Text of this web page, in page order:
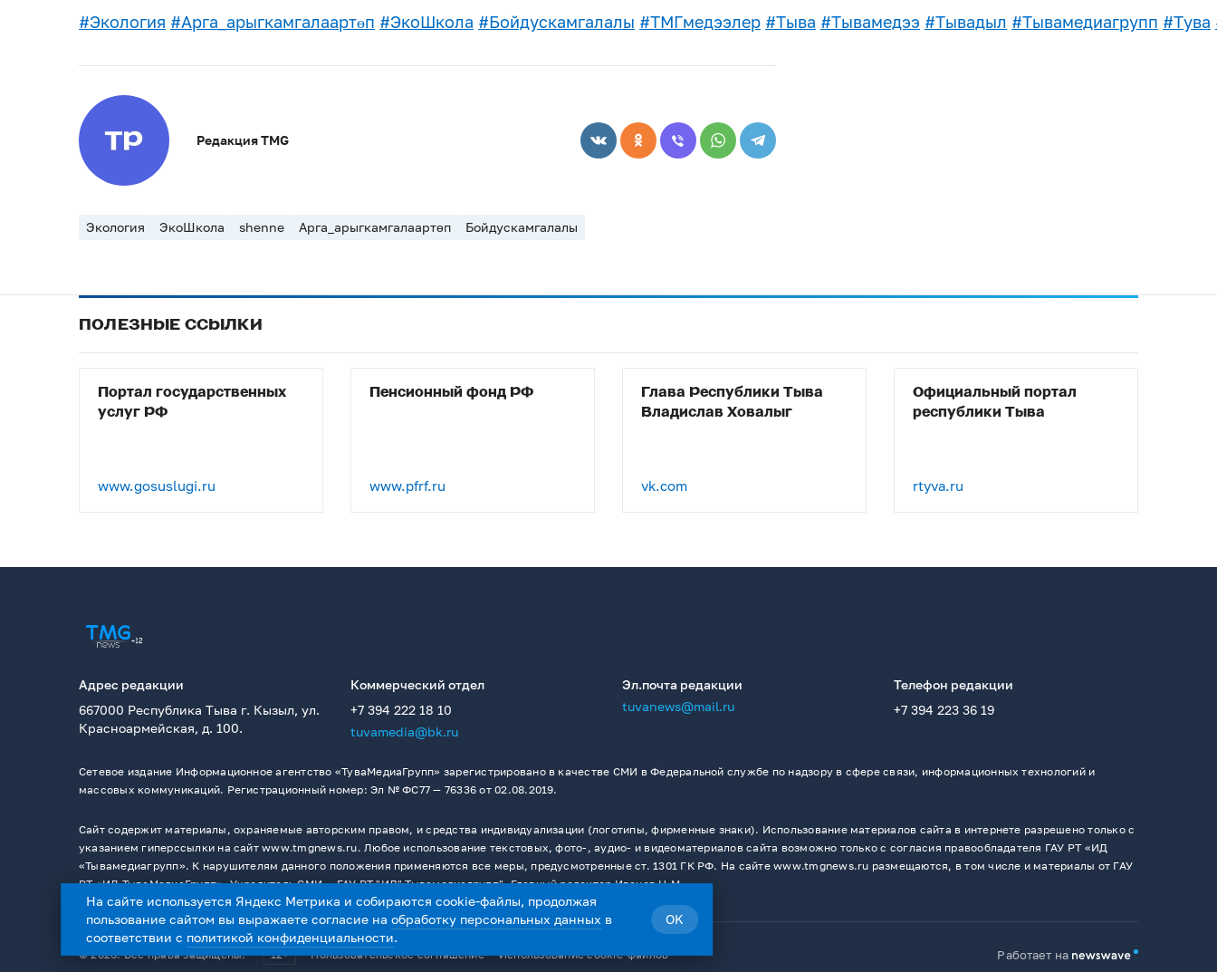
#Экология #Арга_арыгкамгалаартөп #ЭкоШкола #Бойдускамгалалы #ТМГмедээлер #Тыва #Тывамедээ #Тывадыл #Тывамедиагрупп #Тува
Редакция TMG
Экология ЭкоШкола shenne Арга_арыгкамгалаартөп Бойдускамгалалы
ПОЛЕЗНЫЕ ССЫЛКИ
Портал государственных
услуг РФ
www.gosuslugi.ru
Пенсионный фонд РФ
www.pfrf.ru
Глава Республики Тыва
Владислав Ховалыг
vk.com
Официальный портал
республики Тыва
rtyva.ru
Адрес редакции
667000 Республика Тыва г. Кызыл, ул.
Красноармейская, д. 100.
Коммерческий отдел
+7 394 222 18 10
tuvamedia@bk.ru
Эл.почта редакции
tuvanews@mail.ru
Телефон редакции
+7 394 223 36 19
Сетевое издание Информационное агентство «ТуваМедиаГрупп» зарегистрировано в качестве СМИ в Федеральной службе по надзору в сфере связи, информационных технологий и
массовых коммуникаций. Регистрационный номер: Эл № ФС77 — 76336 от 02.08.2019.
Сайт содержит материалы, охраняемые авторским правом, и средства индивидуализации (логотипы, фирменные знаки). Использование материалов сайта в интернете разрешено только с
указанием гиперссылки на сайт www.tmgnews.ru. Любое использование текстовых, фото-, аудио- и видеоматериалов сайта возможно только с согласия правообладателя ГАУ РТ «ИД
«Тывамедиагрупп». К нарушителям данного положения применяются все меры, предусмотренные ст. 1301 ГК РФ. На сайте www.tmgnews.ru размещаются, в том числе и материалы от ГАУ
РТ «ИД ТываМедиаГрупп». Учредитель СМИ －ГАУ РТ "ИД" Тывамедиагрупп". Главный редактор Иванов Н.М.
© 2026. Все права защищены. 12+ Пользовательское соглашение Использование cookie-файлов Работает на
На сайте используется Яндекс Метрика и собираются cookie-файлы, продолжая
пользование сайтом вы выражаете согласие наобработку персональных данных в
соответствии с политикой конфиденциальности.
OK